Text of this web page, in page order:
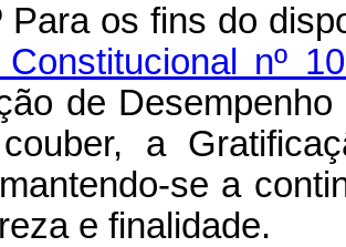
Para os fins do
Constitucional nº
de
a
se a
e finalidade.